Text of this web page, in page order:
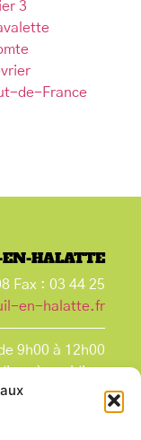
3
de-France
HALATTE
Fax : 03 44 25
en-halatte.fr
9h00 à 12h00
après-midi au
vendredi,
9h00 à 12h00.